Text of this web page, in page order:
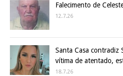
Falecimento de
12.7.26
Santa Casa contradiz
vítima de atentado,
18.7.26